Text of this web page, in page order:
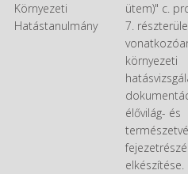
Környezeti
Hatástanulmány
ütem)" c.
7.
környezeti
élővilág- és
elkészítése.